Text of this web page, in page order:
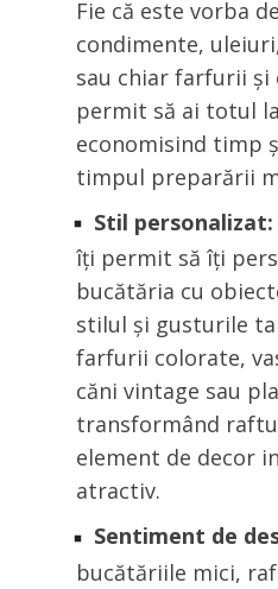
Fie că este vorba
condimente,
sau chiar farfurii
permit să ai totul
economisind timp
timpul preparării
Stil personalizat:
îți permit să îți
bucătăria cu
stilul și gusturile
farfurii colorate,
căni vintage sau
transformând
element de decor
atractiv.
Sentiment de
bucătăriile mici,